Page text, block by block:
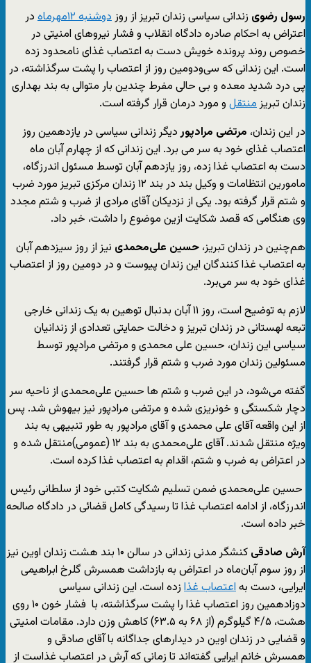
رسول رضوی زندانی سیاسی زندان تبریز از روزدوشنبه ۱۲مهرماه
در
اعتراض به احکام صادره دادگاه انقلاب و فشار نیروهای امنیتی در
خصوص روند پرونده خویش دست به اعتصاب غذای نامحدود زده
است. این زندانی که سی‌ودومین روز از اعتصاب را پشت سرگذاشته، در
پی درد شدید معده و بی حالی مفرط چندین بار متوالی به بند بهداری
زندان تبریزمنتقل و مورد درمان قرار گرفته است.
در این زندان، مرتضی مرادپوردیگر زندانی سیاسی در یازدهمین روز
اعتصاب غذای خود به سر می برد. این زندانی که از چهارم آبان ماه
دست به اعتصاب غذا زده، روز یازدهم آبان توسط مسئول اندرزگاه،
مامورین انتظامات و وکیل بند در بند ۱۲ زندان مرکزی تبریز مورد ضرب
و شتم قرار گرفته بود. یکی از نزدیکان آقای مرادی از ضرب و شتم مجدد
وی هنگامی که قصد شکایت ازین موضوع را داشت، خبر داد.
هم‌چنین در زندان تبریز، حسین علی‌محمدی نیز از روز سیزدهم آبان
به اعتصاب غذا کنندگان این زندان پیوست و در دومین روز از اعتصاب
غذای خود به سر می‌برد.
لازم به توضیح است، روز ۱۱ آبان بدنبال توهین به یک زندانی خارجی
تبعه لهستانی در زندان تبریز و دخالت حمایتی تعدادی از زندانیان
سیاسی این زندان، حسین علی محمدی و مرتضی مرادپور توسط
مسئولین زندان مورد ضرب و شتم قرار گرفتند.
گفته می‌شود، در این ضرب و شتم ها حسین علی‌محمدی از ناحیه سر
دچار شکستگی و خونریزی شده و مرتضی مرادپور نیز بیهوش شد. پس
از این واقعه آقای علی محمدی و آقای مرادپور به طور تنبیهی به بند
ویژه منتقل شدند. آقای علی‌محمدی به بند ۱۲ (عمومی)منتقل شده و
در اعتراض به ضرب و شتم، اقدام به اعتصاب غذا کرده است.
حسین علی‌محمدی ضمن تسلیم شکایت کتبی خود از سلطانی رئیس
اندرزگاه، از ادامه اعتصاب غذا تا رسیدگی کامل قضائی در دادگاه صالحه
خبر داده است.
آرش صادقی
کنشگر مدنی زندانی در سالن ۱۰ بند هشت زندان اوین نیز
از روز سوم آبان‌ماه در اعتراض به بازداشت همسرش گلرخ ابراهیمی
ایرایی، دست بهاعتصاب غذا زده است. این زندانی سیاسی
دوزادهمین روز اعتصاب غذا را پشت سرگذاشته، با فشار خون ۱۰ روی
هشت، ۴/۵ گیلوگرم (از ۶۸ به ۶۳.۵) کاهش وزن دارد. مقامات امنیتی
و قضایی در زندان اوین در دیدارهای جداگانه با آقای صادقی و
همسرش خانم ایرایی گفته‌اند تا زمانی که آرش در اعتصاب غذاست از